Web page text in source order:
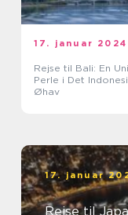
17. januar 2024
Rejse til Bali: En
Perle i Det
Øhav
17. januar
Rejse til